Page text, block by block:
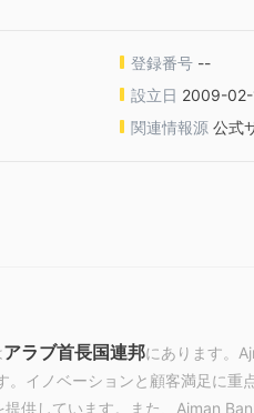
登録番号 --
設立日 2009-02-
関連情報源 公式
アラブ首長国連邦にあります。
イノベーションと顧客満足に重
供しています。また、Ajman